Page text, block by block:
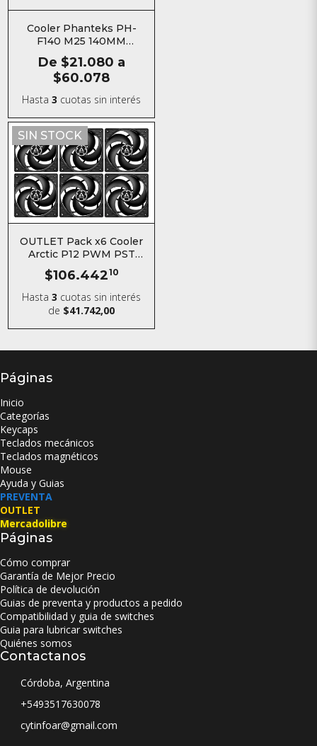
Cooler Phanteks PH-
F140 M25 140MM
ARGB/DRGB Negro
Blanco
De $21.080 a
$60.078
Hasta3 cuotas sin interés
SIN STOCK
OUTLET Pack x6 Cooler
Arctic P12 PWM PST
$106.44210
Hasta3 cuotas sin interés
de $41.742,00
Páginas
Inicio
Categorías
Keycaps
Teclados mecánicos
Teclados magnéticos
Mouse
Ayuda y Guias
PREVENTA
OUTLET
Mercadolibre
Páginas
Cómo comprar
Garantía de Mejor Precio
Política de devolución
Guias de preventa y productos a pedido
Compatibilidad y guia de switches
Guia para lubricar switches
Quiénes somos
Contactanos
Córdoba, Argentina
+5493517630078
cytinfoar@gmail.com